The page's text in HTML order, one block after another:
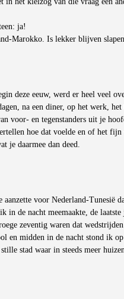
ja!
Marokko. Is lekker blijven
deze eeuw, werd er heel veel
na een diner, op het werk, het
voor- en tegenstanders uit je
hoe dat voelde en of het fijn
je daarmee dan deed.
aanzette voor Nederland-Tunesië
in de nacht meemaakte, de
zeventig waren dat
en midden in de nacht stond ik
stad waar in steeds meer